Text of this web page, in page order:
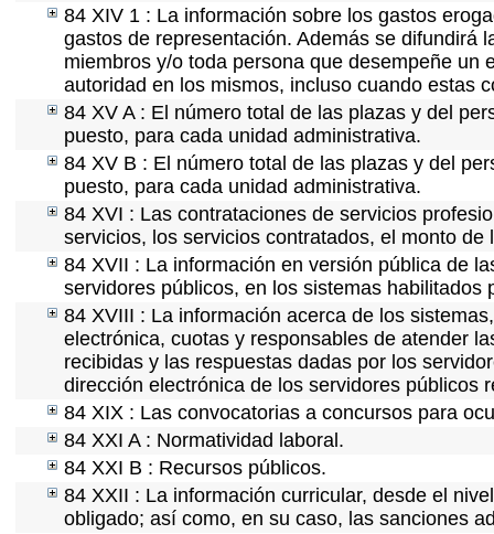
84 XIV 1 : La información sobre los gastos
gastos de representación. Además se difundirá
miembros y/o toda persona que desempeñe
autoridad en los mismos, incluso cuando estas
84 XV A : El número total de las plazas y del
puesto, para cada unidad administrativa.
84 XV B : El número total de las plazas y del
puesto, para cada unidad administrativa.
84 XVI : Las contrataciones de servicios
servicios, los servicios contratados, el monto
84 XVII : La información en versión pública de
servidores públicos, en los sistemas habilitados
84 XVIII : La información acerca de los
electrónica, cuotas y responsables de atender
recibidas y las respuestas dadas por los
dirección electrónica de los servidores públicos
84 XIX : Las convocatorias a concursos para
84 XXI A : Normatividad laboral.
84 XXI B : Recursos públicos.
84 XXII : La información curricular, desde el
obligado; así como, en su caso, las sanciones